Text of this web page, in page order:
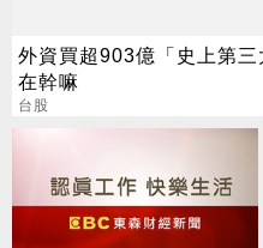
外資買超903億「史上第
在幹嘛
台股